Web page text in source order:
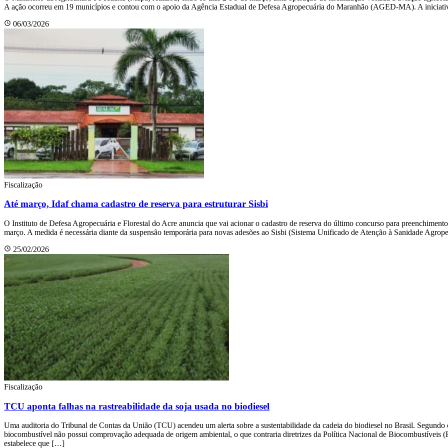
A ação ocorreu em 19 municípios e contou com o apoio da Agência Estadual de Defesa Agropecuária do Maranhão (AGED-MA). A
06/03/2026
Fiscalização
Até março, Idaf chama cadastro de reserva para estruturar Sisbi
O Instituto de Defesa Agropecuária e Florestal do Acre anuncia que vai acionar o cadastro de reserva do último concurso para
março. A medida é necessária diante da suspensão temporária para novas adesões ao Sisbi (Sistema Unificado de Atenção à Sanidade
25/02/2026
Fiscalização
TCU aponta falhas na rastreabilidade da soja usada no biodiesel
Uma auditoria do Tribunal de Contas da União (TCU) acendeu um alerta sobre a sustentabilidade da cadeia do biodiesel no Brasil.
biocombustível não possui comprovação adequada de origem ambiental, o que contraria diretrizes da Política Nacional de Biocombustíveis
estabelece que […]